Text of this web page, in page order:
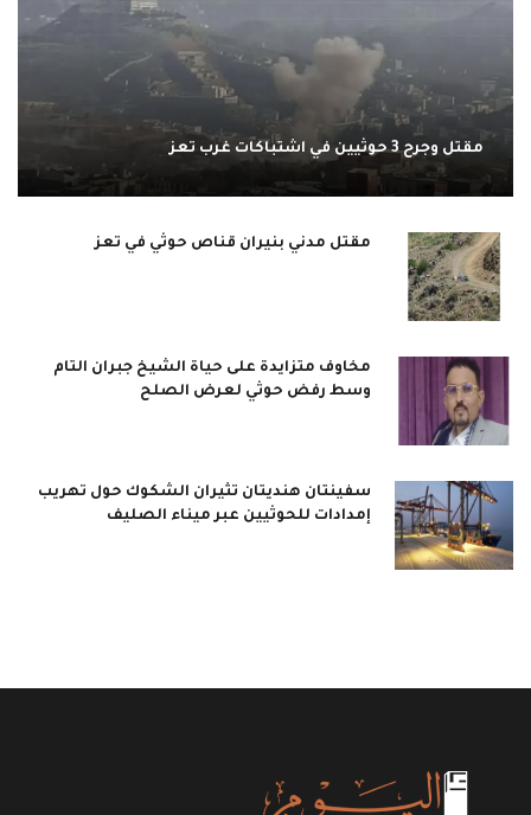
مقتل وجرح 3 حوثيين في اشتباكات غرب تعز
مقتل مدني بنيران قناص حوثي في تعز
مخاوف متزايدة على حياة الشيخ جبران التام
وسط رفض حوثي لعرض الصلح
سفينتان هنديتان تثيران الشكوك حول تهريب
إمدادات للحوثيين عبر ميناء الصليف